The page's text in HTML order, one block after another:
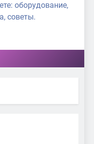
оборудование,
советы.